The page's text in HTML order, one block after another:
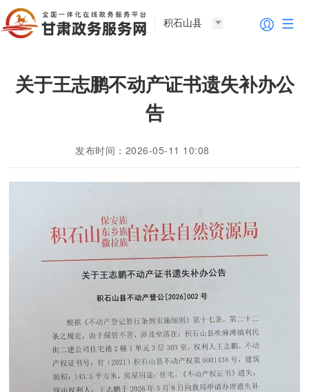
积石山县
关于王志鹏不动产证书遗失补办公
告
发布时间：2026-05-11 10:08